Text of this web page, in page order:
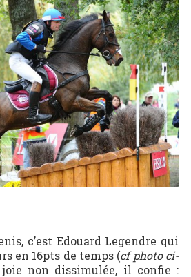
c’est Edouard Legendre qui
en 16pts de temps (cf photo ci-
non dissimulée, il confie :